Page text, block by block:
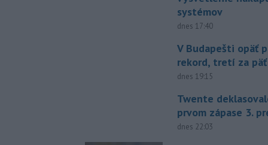
systémov
dnes 17:40
V Budapešti opäť
rekord, tretí za
dnes 19:15
Twente
prvom zápase 3.
dnes 22:03